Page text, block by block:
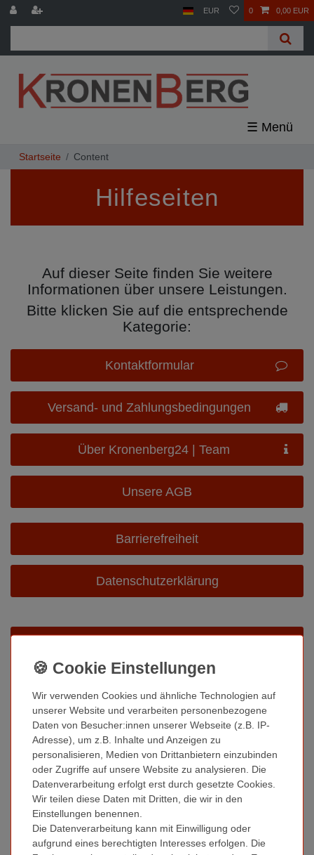
EUR 0 0,00 EUR
☰
Content
Hilfeseiten
Auf dieser Seite finden Sie weitere
Informationen über unsere Leistungen.
Bitte klicken Sie auf die entsprechende
Kategorie:
Kontaktformular
Versand- und Zahlungsbedingungen
Über Kronenberg24 | Team
Unsere AGB
Barrierefreiheit
Datenschutzerklärung
Wir verwenden Cookies und ähnliche Technologien auf
unserer Website und verarbeiten personenbezogene
Daten von Besucher:innen unserer Webseite (z.B. IP-
Adresse), um z.B. Inhalte und Anzeigen zu
personalisieren, Medien von Drittanbietern einzubinden
oder Zugriffe auf unsere Website zu analysieren. Die
Datenverarbeitung erfolgt erst durch gesetzte Cookies.
Wir teilen diese Daten mit Dritten, die wir in den
Einstellungen benennen.
Die Datenverarbeitung kann mit Einwilligung oder
aufgrund eines berechtigten Interesses erfolgen. Die